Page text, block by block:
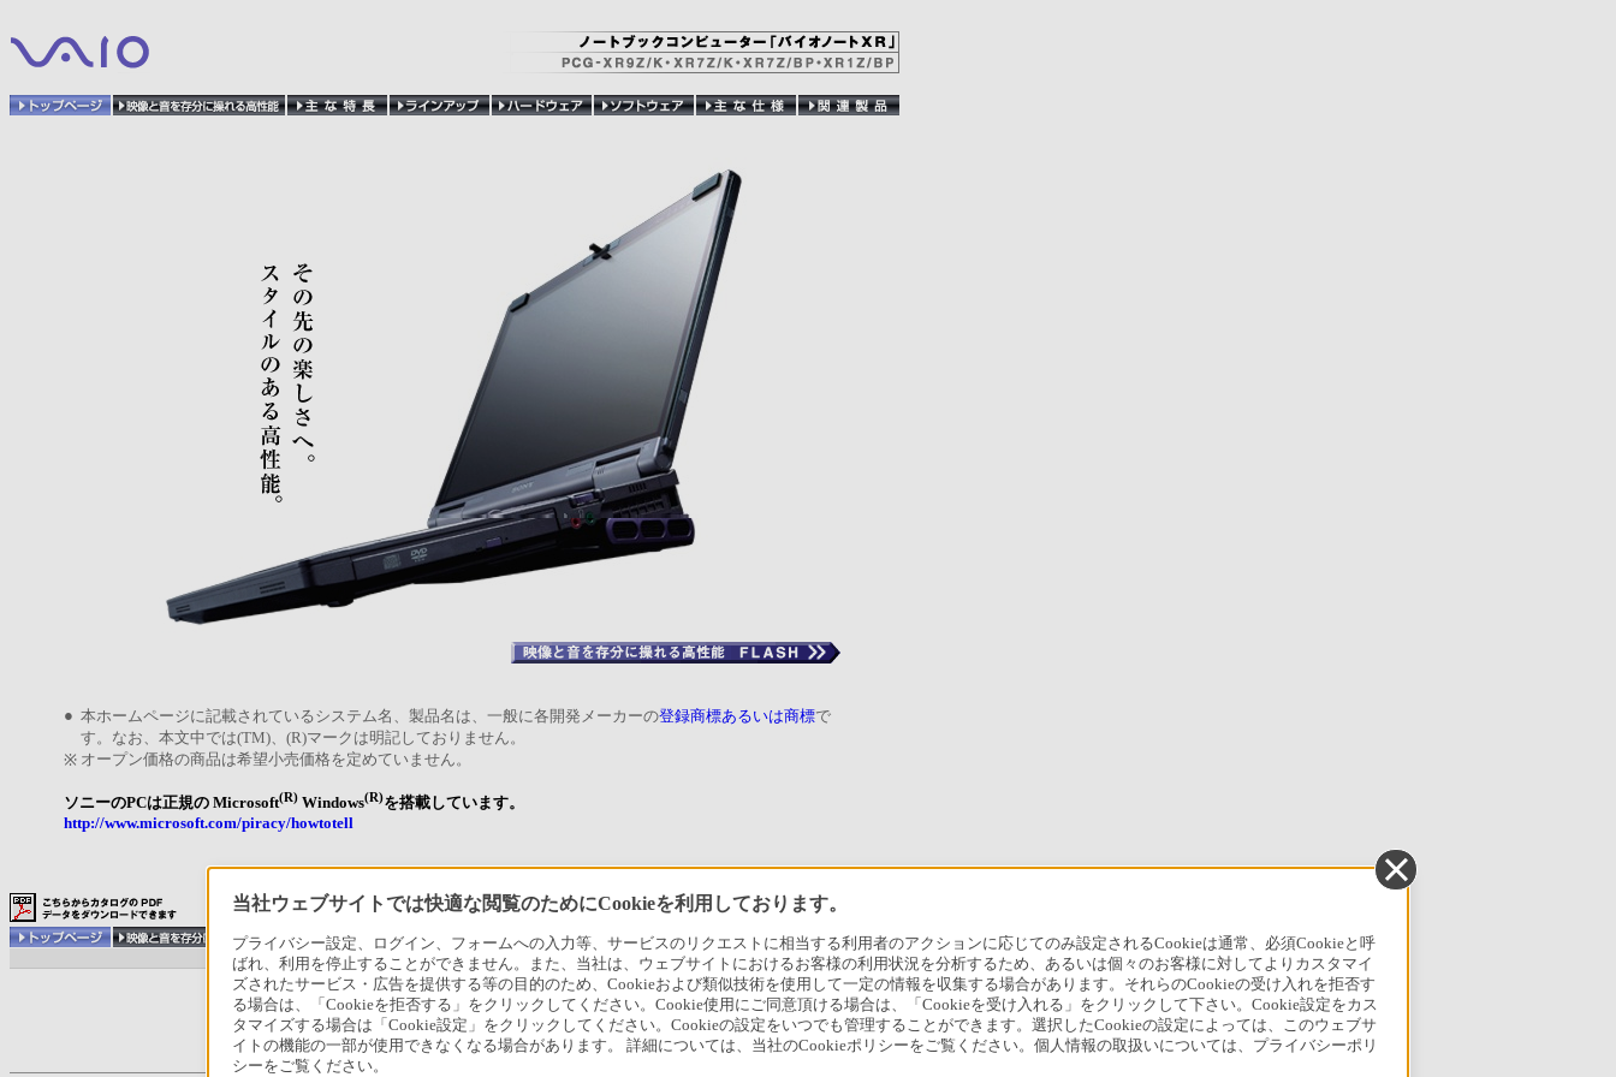
● 本ホームページに記載されているシステム名、製品名は、一般に各開発メーカーの登録商標あるいは商標で
す。なお、本文中では(TM)、(R)マークは明記しておりません。
※ オープン価格の商品は希望小売価格を定めていません。
ソニーのPCは正規の Microsoft(R) Windows(R)を搭載しています。
http://www.microsoft.com/piracy/howtotell
当社ウェブサイトでは快適な閲覧のためにCookieを利用しております。
プライバシー設定、ログイン、フォームへの入力等、サービスのリクエストに相当する利用者のアクションに応じてのみ設定されるCookieは通常、必須Cookieと呼
ばれ、利用を停止することができません。また、当社は、ウェブサイトにおけるお客様の利用状況を分析するため、あるいは個々のお客様に対してよりカスタマイ
ズされたサービス・広告を提供する等の目的のため、Cookieおよび類似技術を使用して一定の情報を収集する場合があります。それらのCookieの受け入れを拒否す
る場合は、「Cookieを拒否する」をクリックしてください。Cookie使用にご同意頂ける場合は、「Cookieを受け入れる」をクリックして下さい。Cookie設定をカス
タマイズする場合は「Cookie設定」をクリックしてください。Cookieの設定をいつでも管理することができます。選択したCookieの設定によっては、このウェブサ
イトの機能の一部が使用できなくなる場合があります。 詳細については、当社のCookieポリシーをご覧ください。個人情報の取扱いについては、プライバシーポリ
シーをご覧ください。